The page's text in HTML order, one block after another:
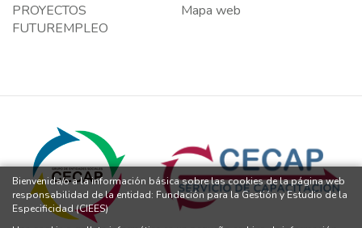
PROYECTOS
FUTUREMPLEO
Mapa web
Bienvenida/o a la información básica sobre las cookies de la página web
responsabilidad de la entidad: Fundación para la Gestión y Estudio de la
Especificidad (CIEES)